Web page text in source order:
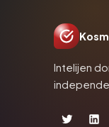
Intelijen